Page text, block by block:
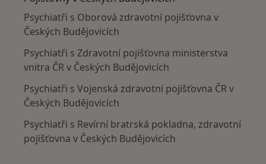
Psychiatři s Oborová zdravotní pojišťovna v
Českých Budějovicích
Psychiatři s Zdravotní pojišťovna ministerstva
vnitra ČR v Českých Budějovicích
Psychiatři s Vojenská zdravotní pojišťovna ČR v
Českých Budějovicích
Psychiatři s Revírní bratrská pokladna, zdravotní
pojišťovna v Českých Budějovicích